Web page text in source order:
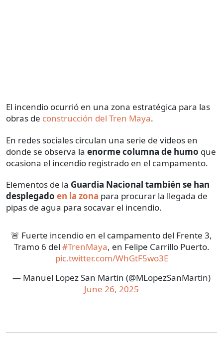
El incendio ocurrió en una zona estratégica para las
obras de construcción del Tren Maya.
En redes sociales circulan una serie de videos en
donde se observa la enorme columna de humo que
ocasiona el incendio registrado en el campamento.
Elementos de la Guardia Nacional también se han
desplegado en la zona para procurar la llegada de
pipas de agua para socavar el incendio.
🚨 Fuerte incendio en el campamento del Frente 3,
Tramo 6 del #TrenMaya, en Felipe Carrillo Puerto.
pic.twitter.com/WhGtF5wo3E
— Manuel Lopez San Martin (@MLopezSanMartin)
June 26, 2025